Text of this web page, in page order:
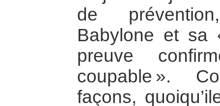
de
Babylone et sa
preuve
coupable ».
façons,